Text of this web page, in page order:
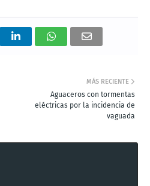
MÁS RECIENTE
Aguaceros con tormentas
eléctricas por la incidencia de
vaguada